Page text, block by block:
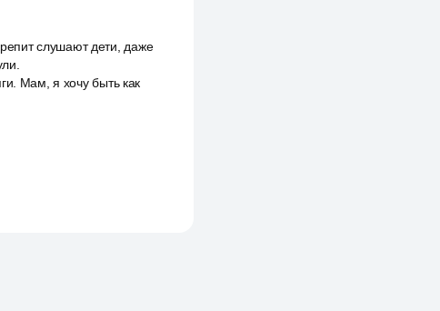
слушают дети, даже
Мам, я хочу быть как